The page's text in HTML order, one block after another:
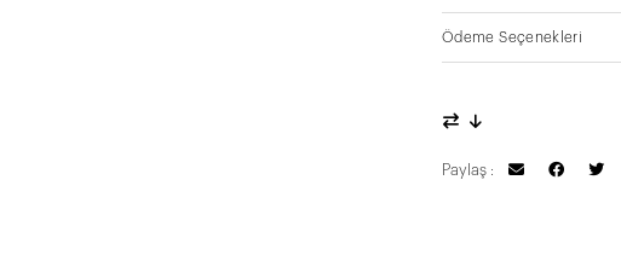
Ödeme Seçenekleri
Paylaş :